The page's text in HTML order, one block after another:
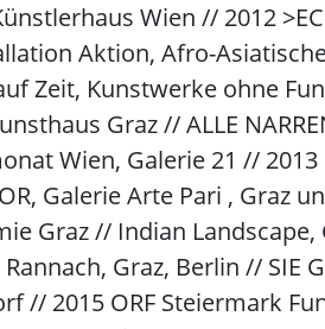
Wien // 2012
Aktion, Afro-
Zeit, Kunstwerke ohne
Graz // ALLE
Wien, Galerie 21 // 2013
Galerie Arte Pari , Graz
Graz // Indian Landscape,
Graz, Berlin // SIE
// 2015 ORF Steiermark